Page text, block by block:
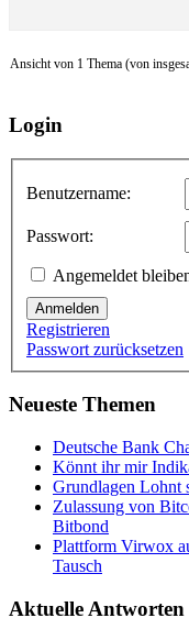
Ansicht von 1 Thema (von
Login
Benutzername:
Passwort:
Angemeldet
Anmelden
Registrieren
Passwort zurücksetzen
Neueste Themen
Deutsche Bank
Könnt ihr mir
Grundlagen Lohnt
Zulassung von
Bitbond
Plattform Virwox
Tausch
Aktuelle Antworten